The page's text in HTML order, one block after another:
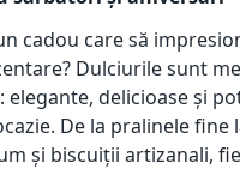
cadou care să
Dulciurile sunt
elegante, delicioase și
De la pralinele fine
și biscuiții artizanali,